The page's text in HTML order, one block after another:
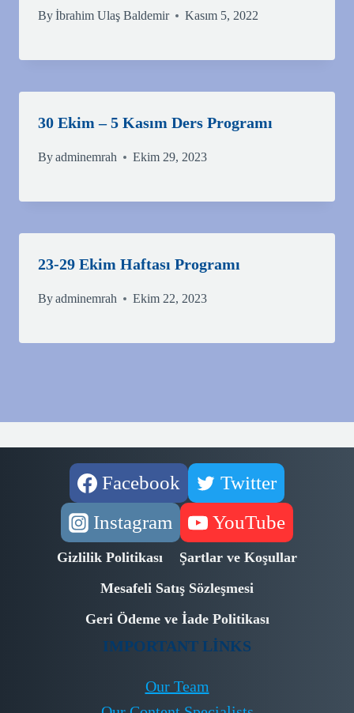
Byİbrahim Ulaş Baldemir Kasım 5, 2022
30 Ekim – 5 Kasım Ders Programı
Byadminemrah Ekim 29, 2023
23-29 Ekim Haftası Programı
Byadminemrah Ekim 22, 2023
Facebook
Twitter
Instagram
YouTube
Gizlilik Politikası
Şartlar ve Koşullar
Mesafeli Satış Sözleşmesi
Geri Ödeme ve İade Politikası
IMPORTANT LINKS
Our Team